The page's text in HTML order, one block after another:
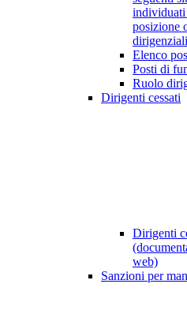
individuati
posizione
Elenco
Posti di
Ruolo
Dirigenti cessati
Dirigenti
web)
Sanzioni per